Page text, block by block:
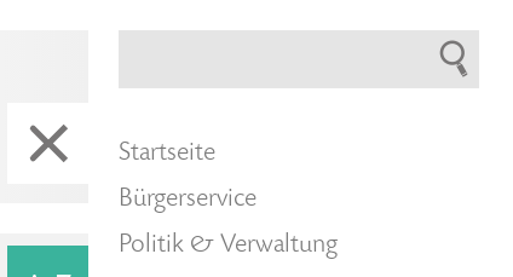
Startseite
Bürgerservice
Politik & Verwaltung